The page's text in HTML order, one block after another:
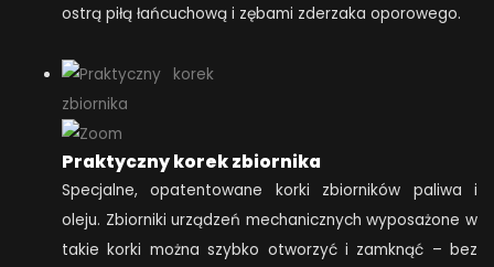
ostrą piłą łańcuchową i zębami zderzaka oporowego.
Praktyczny korek zbiornika
Specjalne, opatentowane korki zbiorników paliwa i
oleju. Zbiorniki urządzeń mechanicznych wyposażone w
takie korki można szybko otworzyć i zamknąć – bez